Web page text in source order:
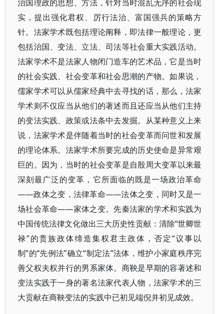
治国理政的思想、方法，针对当时混乱无序的社会现
实，提出强化君权、厉行法治、富国强兵的策略方
针。法家学术既包括理论阐释，即法律一般理论，更
包括治国、变法、立法、司法等社会重大实践活动。
法家学术不是法家人物闭门造车的艺术品，它是当时
的社会实践、社会变革和社会思潮的产物。如果说，
儒家学术可以从儒家经典中去寻找的话，那么，法家
学术则不仅应当从他们的著述而且还应当从他们主持
的变法实践、政策或法条中去发掘。从某种意义上来
说，法家学术是伴随着当时的社会变革而问世和发展
的理论体系。法家学术所要完成的历史使命是异常艰
巨的。因为，当时的社会变革是自殷周大变革以来最
深刻最广泛的变革，它所面临的既是一场政治革命
——政体之变，法律革命——法体之变，同时又是一
场社会革命——家体之变。先秦法家的学术和实践为
中国传统法律文化做出三大历史性贡献：清除“世卿世
禄”的贵族政体缔造集权君主政体，否定“议事以
制”的“先例法”确立“制定法”法体，维护小家庭秩序完
善父权夫权并行的男系家体。商鞅是早期的容著述和
变法实践于一身的著名法家代表人物，法家学术的三
大贡献在商鞅变法的实践中已初见端倪并初见成效。